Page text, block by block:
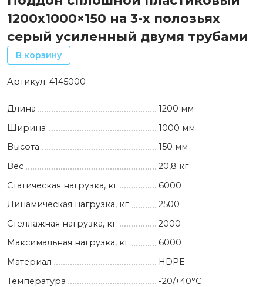
1200х1000×150 на 3-х полозьях
серый усиленный двумя трубами
В корзину
Артикул: 4145000
Длина
1200 мм
Ширина
1000 мм
Высота
150 мм
Вес
20,8 кг
Статическая нагрузка, кг
6000
Динамическая нагрузка, кг
2500
Стеллажная нагрузка, кг
2000
Максимальная нагрузка, кг
6000
Материал
HDPE
Температура
-20/+40°С